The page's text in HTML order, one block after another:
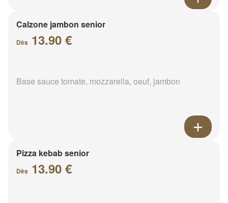
Calzone jambon senior
Dès 13.90 €
Base sauce tomate, mozzarella, oeuf, jambon
Pizza kebab senior
Dès 13.90 €